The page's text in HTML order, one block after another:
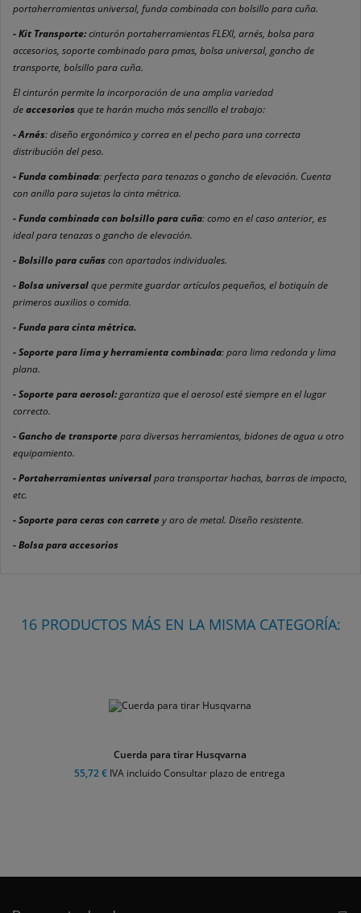
portaherramientas universal, funda combinada con bolsillo para cuña.
- Kit Transporte:cinturón portaherramientas FLEXI, arnés, bolsa para
accesorios, soporte combinado para pmas, bolsa universal, gancho de
transporte, bolsillo para cuña.
El cinturón permite la incorporación de una amplia variedad
deaccesorios que te harán mucho más sencillo el trabajo:
- Arnés: diseño ergonómico y correa en el pecho para una correcta
distribución del peso.
- Funda combinada: perfecta para tenazas o gancho de elevación. Cuenta
con anilla para sujetas la cinta métrica.
- Funda combinada con bolsillo para cuña: como en el caso anterior, es
ideal para tenazas o gancho de elevación.
- Bolsillo para cuñas con apartados individuales.
- Bolsa universalque permite guardar artículos pequeños, el botiquín de
primeros auxilios o comida.
- Funda para cinta métrica.
- Soporte para lima y herramienta combinada: para lima redonda y lima
plana.
- Soporte para aerosol:garantiza que el aerosol esté siempre en el lugar
correcto.
- Gancho de transportepara diversas herramientas, bidones de agua u otro
equipamiento.
- Portaherramientas universalpara transportar hachas, barras de impacto,
etc.
- Soporte para ceras con carretey aro de metal. Diseño resistente.
- Bolsa para accesorios
16 PRODUCTOS MÁS EN LA MISMA CATEGORÍA:
Cuerda para tirar Husqvarna
55,72 € IVA incluido Consultar plazo de entrega